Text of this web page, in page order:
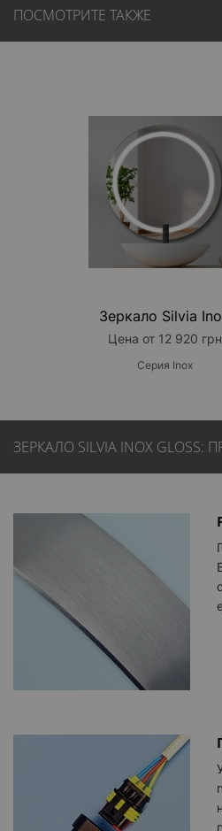
ПОСМОТРИТЕ ТАКЖЕ
Зеркало Silvia
Цена от 12 920 грн
Серия Inox
ЗЕРКАЛО SILVIA INOX